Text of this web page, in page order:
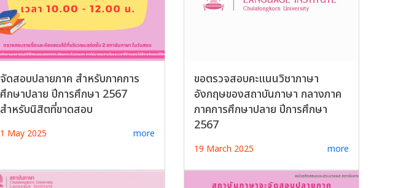
จัดสอบปลายภาค สำหรับภาคการ
ศึกษาปลาย ปีการศึกษา 2567
สำหรับนิสิตที่ขาดสอบ
1 May 2025 more
ขอตรวจสอบคะแนนวิชาภาษา
อังกฤษของสถาบันภาษา กลางภาค
ภาคการศึกษาปลาย ปีการศึกษา
2567
19 March 2025 more